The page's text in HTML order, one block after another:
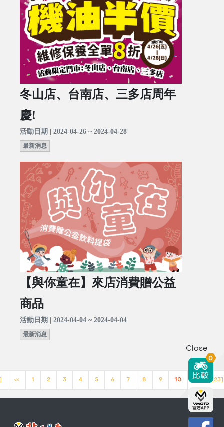
冬山店、台南店、三多店周年
慶!
活動日期 | 2024-04-26 ~ 2024-04-28
最新消息
【與你童在】來店消費贈公益
商品
活動日期 | 2024-04-04 ~ 2024-04-04
最新消息
<< 1 2 3 4 5 6 7 8 9 10 >> [23]
Close
0